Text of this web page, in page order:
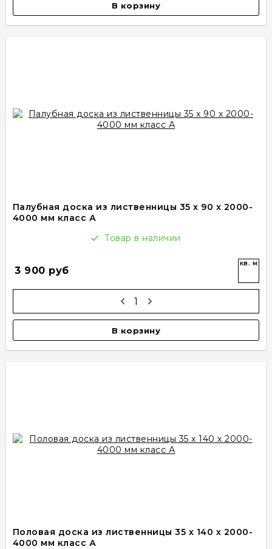
В корзину
Палубная доска из лиственницы 35 x 90 x 2000-
4000 мм класс А
Товар в наличии
3 900 руб
кв. м
В корзину
Половая доска из лиственницы 35 х 140 х 2000-
4000 мм класс А